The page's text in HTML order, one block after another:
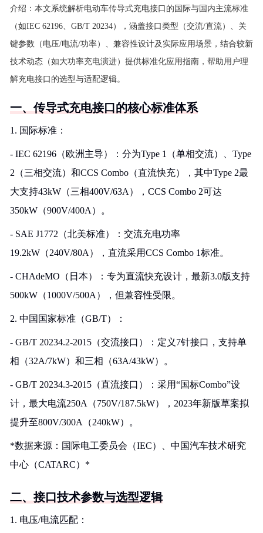
介绍： 本文系统解析电动车传导式充电接口的国际与国内主流标准
（如IEC 62196、GB/T 20234），涵盖接口类型（交流/直流）、关
键参数（电压/电流/功率）、兼容性设计及实际应用场景，结合较新
技术动态（如大功率充电演进）提供标准化应用指南，帮助用户理
解充电接口的选型与适配逻辑。
一、传导式充电接口的核心标准体系
1. 国际标准：
- IEC 62196（欧洲主导）：分为Type 1（单相交流）、Type
2（三相交流）和CCS Combo（直流快充），其中Type 2最
大支持43kW（三相400V/63A），CCS Combo 2可达
350kW（900V/400A）。
- SAE J1772（北美标准）：交流充电功率
19.2kW（240V/80A），直流采用CCS Combo 1标准。
- CHAdeMO（日本）：专为直流快充设计，最新3.0版支持
500kW（1000V/500A），但兼容性受限。
2. 中国国家标准（GB/T）：
- GB/T 20234.2-2015（交流接口）：定义7针接口，支持单
相（32A/7kW）和三相（63A/43kW）。
- GB/T 20234.3-2015（直流接口）：采用“国标Combo”设
计，最大电流250A（750V/187.5kW），2023年新版草案拟
提升至800V/300A（240kW）。
*数据来源：国际电工委员会（IEC）、中国汽车技术研究
中心（CATARC）*
二、接口技术参数与选型逻辑
1. 电压/电流匹配：